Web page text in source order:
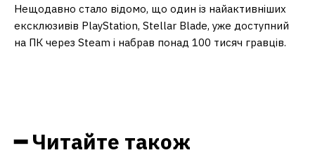
Нещодавно стало відомо, що один із найактивніших
ексклюзивів PlayStation, Stellar Blade, уже доступний
на ПК через Steam і набрав понад 100 тисяч гравців.
━ Читайте також